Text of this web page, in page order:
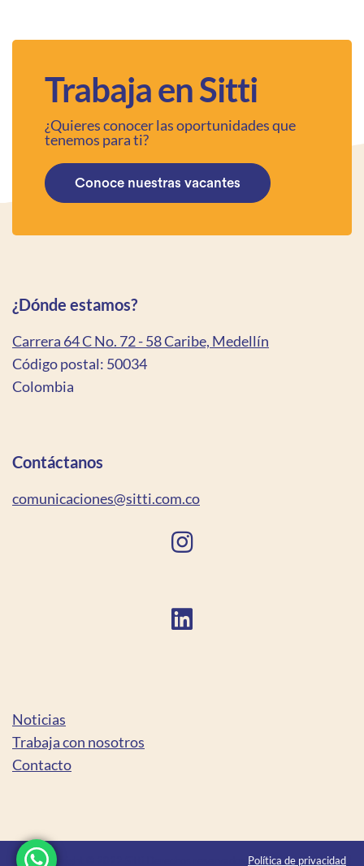
Trabaja en Sitti
¿Quieres conocer las oportunidades que
tenemos para ti?
Conoce nuestras vacantes
¿Dónde estamos?
Carrera 64 C No. 72 - 58 Caribe, Medellín
Código postal: 50034
Colombia
Contáctanos
comunicaciones@sitti.com.co
Noticias
Trabaja con nosotros
Contacto
Copyright © 2022 Sitti Derechos reservados Política de privacidad